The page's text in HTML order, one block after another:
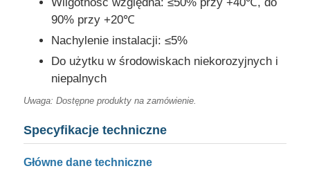
Dom
Produkty
Filmy
90% przy +20℃
Nachylenie instalacji: ≤5%
Do użytku w środowiskach niekorozyjnych i
niepalnych
Uwaga: Dostępne produkty na zamówienie.
Specyfikacje techniczne
Główne dane techniczne